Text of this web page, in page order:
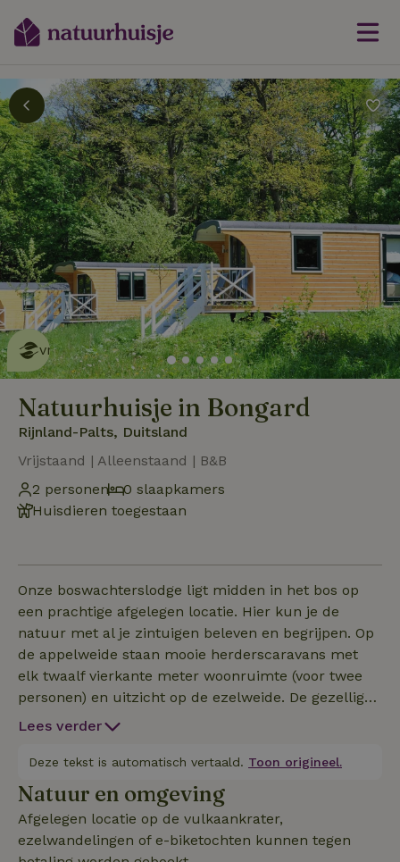
Dit natuurhuisje is eco-
vriendelijklees meer
Natuurhuisje in Bongard
Rijnland-Palts, Duitsland
Vrijstaand | Alleenstaand | B&B
2 personen
0 slaapkamers
Huisdieren toegestaan
Onze boswachterslodge ligt midden in het bos op
een prachtige afgelegen locatie. Hier kun je de
natuur met al je zintuigen beleven en begrijpen. Op
de appelweide staan mooie herderscaravans met
elk twaalf vierkante meter woonruimte (voor twee
personen) en uitzicht op de ezelweide. De gezellig
ingerichte caravans zijn elektrisch verwarmd,
koffiezetapparaat en de bedden zijn opgemaakt.
Toiletten en douches zijn in de omgebouwde oude
varkensstal op de boerderij. Je kunt ook ontbijt en
diner bestellen.
Lees verder
Deze tekst is automatisch vertaald. Toon origineel.
Natuur en omgeving
Afgelegen locatie op de vulkaankrater,
ezelwandelingen of e-biketochten kunnen tegen